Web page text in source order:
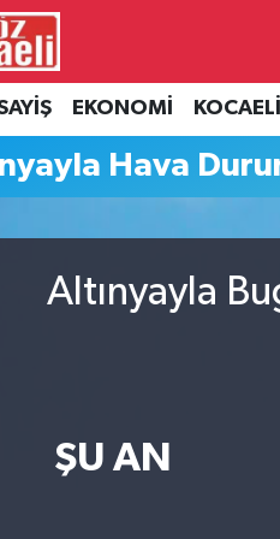
EKONOMİ KOCAELİ
Hava
Altınyayla
ŞU AN
Haritası